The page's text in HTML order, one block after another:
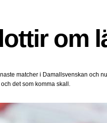
om
matcher i Damallsvenskan och
det som komma skall.